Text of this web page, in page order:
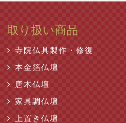
取り扱い商品
寺院仏具製作・修復
本金箔仏壇
唐木仏壇
家具調仏壇
上置き仏壇